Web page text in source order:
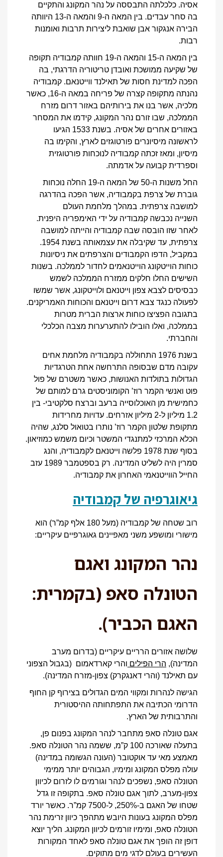
אסיה. כלכלתה התבססה על נהר המקונג והתקיים
בה סחר עבדים. בין המאה ה-9 והמאה ה-13 היוותה
הבירה אנגקור אבן שואבת ליצירות תרבות ואומנות
רבות.
בין המאה ה-15 והמאה ה-19 חוותה קמבודיה תקופה
של שקיעה ממושכת ואובדן טריטוריה הדרגתי, בה
הפכה למדינת חסות של תאילנד ווייטנאם. קמבודיה
נהנתה מתקופה קצרה של פריחה במאה ה-16, כאשר
מלכיה, אשר בנו את בירותיהם באזור דרום מזרח
הממלכה, שבו זורם נהר המקונג, קידמו את המסחר
באזורים אחרים של אסיה. בשנת 1533 הגיעו
לראשונה מיסיונרים פורטוגזים לארץ, והקימו בה
מיסיון, ומאז זכתה קמבודיה לנוכחות פורטוגזית
וספרדית קבועה על אדמתה.
החל משנות ה-50 של המאה ה-19 החלה נוכחות
גוברת של צרפת בקמבודיה, אשר הפכה בהדרגה
למושבה צרפתית. במהלך מלחמת העולם
השנייה נכבשה קמבודיה על ידי האימפריה היפנית.
לאחר שזו הובסה שבה קמבודיה והייתה למושבה
צרפתית, עד שקיבלה את עצמאותה בשנת 1954.
במקביל, הדפו הקמבודים והצרפתים את ניסיונות
כוחות הוייטקונג הוייטנאמים לחדור לממלכה. בשנות
השישים החלו חלקים ממזרח הממלכה לשמש
כבסיסים לצבא צפון וייטנאם ולוייטקונג, אשר שמשו
לפעולה כנגד צבא דרום וייטנאם והכוחות האמריקנים.
בתגובה הפציצו כוחות ארצות הברית מטרות
בממלכה, ואלו הובילו להתערערות מצבה הכלכלי
והחברתי.
בשנת 1976 התחוללה בקמבודיה מלחמת אחים
עקובה מדם שבסופה התרחשה אחת הטרגדיות
הגדולות בתולדות האנושות, כאשר משטרם של פול
פוט ואנשי הקמר רוז’ הקומוניסטים גרם למותם של
כחמישית מן האוכלוסייה ברעב וברצח סלקטיבי- בין
1.2 מיליון ל-2 מיליון אזרחים. עדויות מחרידות
מתקופת שלטון הקמר רוז’ נותרו בטואול סלנג, שהיה
הכלא המרכזי למתנגדי המשטר וכיום משמש כמוזיאון.
בסוף שנת 1978 פלשה וייטנאם לקמבודיה, והנג
סמרין היה לשליט המדינה. רק בספטמבר 1989 עזב
החייל הווייטנאמי האחרון את קמבודיה.
גיאוגרפיה של קמבודיה
רוב שטחה של קמבודיה (מעל 180 אלף קמ”ר) הוא
מישורי ומושפע משני מאפיינים גאוגרפיים עיקריים:
נהר המקונג ואגם
הטונלה סאפ (בקמרית:
האגם הכביר).
שלושה אזורים הרריים עיקריים (בדרום מערב
המדינה), הרי הפילים והרי קארדאמום (בגבול הצפוני
עם תאילנד (והרי דאנגקרק) צפון-מזרח המדינה).
הגישה לנהרות ומקווי המים הגדולים בצירוף קן החוף
הדרומי הכתיבה את התפתחותה ההיסטורית
והתרבותית של הארץ.
אגם טונלה סאפ מתחבר לנהר המקונג בפנום פן,
בתעלה שאורכה 100 ק”מ, ששמה נהר הטונלה סאפ.
מאמצע מאי עד אוקטובר (העונה הגשומה במדינה)
עולה מפלס המקונג ומימיו, הגבוהים יותר ממימי
הטונלה סאפ, נשפכים לנהר וגורמים לו לזרום לכיוון
צפון-מערב, לתוך אגם טונלה סאפ. בתקופה זו גדל
שטחו של האגם ב-250%, ל-7500 קמ”ר. כאשר יורד
מפלס המקונג בעונות היובש מתהפך כיוון זרימת נהר
הטונלה סאפ, ומימיו זורמים לכיוון המקונג. הליך יוצא
דופן זה הופך את אגם טונלה סאפ לאחד המקורות
העשירים בעולם לדגי מים מתוקים.